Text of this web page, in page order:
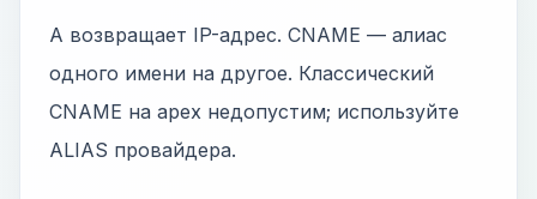
A возвращает IP-адрес. CNAME — алиас
одного имени на другое. Классический
CNAME на apex недопустим; используйте
ALIAS провайдера.